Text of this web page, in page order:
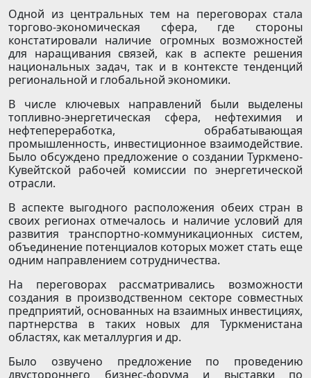
Одной из центральных тем на переговорах стала
торгово-экономическая сфера, где стороны
констатировали наличие огромных возможностей
для наращивания связей, как в аспекте решения
национальных задач, так и в контексте тенденций
региональной и глобальной экономики.
В числе ключевых направлений были выделены
топливно-энергетическая сфера, нефтехимия и
нефтепереработка, обрабатывающая
промышленность, инвестиционное взаимодействие.
Было обсуждено предложение о создании Туркмено-
Кувейтской рабочей комиссии по энергетической
отрасли.
В аспекте выгодного расположения обеих стран в
своих регионах отмечалось и наличие условий для
развития транспортно-коммуникационных систем,
объединение потенциалов которых может стать еще
одним направлением сотрудничества.
На переговорах рассматривались возможности
создания в производственном секторе совместных
предприятий, основанных на взаимных инвестициях,
партнерства в таких новых для Туркменистана
областях, как металлургия и др.
Было озвучено предложение по проведению
двустороннего бизнес-форума и выставки по